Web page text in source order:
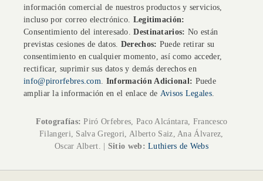
información comercial de nuestros productos y servicios,
incluso por correo electrónico. Legitimación:
Consentimiento del interesado.Destinatarios: No están
previstas cesiones de datos. Derechos: Puede retirar su
consentimiento en cualquier momento, así como acceder,
rectificar, suprimir sus datos y demás derechos en
info@pirorfebres.com
Información Adicional: Puede
ampliar la información en el enlace de Avisos Legales.
Fotografías: Piró Orfebres, Paco Alcántara, Francesco
Filangeri, Salva Gregori, Alberto Saiz, Ana Álvarez,
Oscar Albert. | Sitio web: Luthiers de Webs